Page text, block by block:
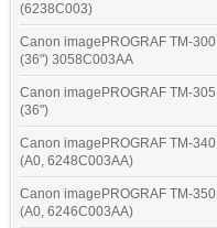
(6238C003)
Canon imagePROGRAF TM-300
(36") 3058C003AA
Canon imagePROGRAF TM-305
(36")
Canon imagePROGRAF TM-340
(A0, 6248C003AA)
Canon imagePROGRAF TM-350
(A0, 6246C003AA)